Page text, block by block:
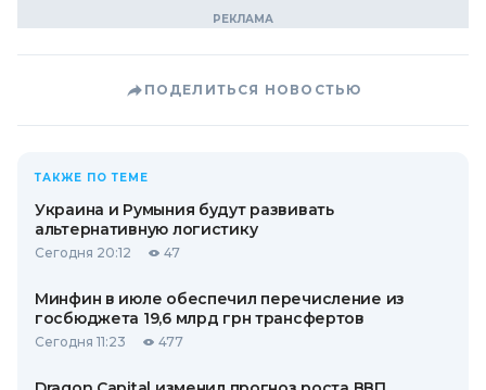
ПОДЕЛИТЬСЯ НОВОСТЬЮ
ТАКЖЕ ПО ТЕМЕ
Украина и Румыния будут развивать
альтернативную логистику
Сегодня 20:12 47
Минфин в июле обеспечил перечисление из
госбюджета 19,6 млрд грн трансфертов
Сегодня 11:23 477